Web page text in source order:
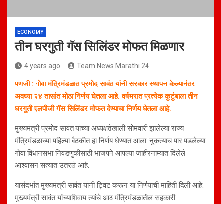
ECONOMY
तीन घरगुती गॅस सिलिंडर मोफत मिळणार
4 years ago Team News Marathi 24
पणजी : गोवा मंत्रिमंडळात प्रमोद सावंत यांनी सरकार स्थापन केल्यानंतर
अवघ्या २४ तासांत मोठा निर्णय घेतला आहे. वर्षभरात प्रत्येक कुटुंबाला तीन
घरगुती एलपीजी गॅस सिलिंडर मोफत देण्याचा निर्णय घेतला आहे.
मुख्यमंत्री प्रमोद सावंत यांच्या अध्यक्षतेखाली सोमवारी झालेल्या राज्य
मंत्रिमंडळाच्या पहिल्या बैठकीत हा निर्णय घेण्यात आला. नुकत्याच पार पडलेल्या
गोवा विधानसभा निवडणुकीसाठी भाजपने आपल्या जाहीरनाम्यात दिलेले
आश्वासन सत्यात उतरले आहे.
यासंदर्भात मुख्यमंत्री सावंत यांनी ट्विट करून या निर्णयाची माहिती दिली आहे.
मुख्यमंत्री सावंत यांच्याशिवाय त्यांचे आठ मंत्रिमंडळातील सहकारी